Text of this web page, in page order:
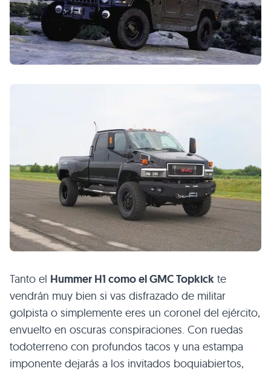
Tanto el Hummer H1 como elGMCTopkick te
vendrán muy bien si vas disfrazado de militar
golpista o simplemente eres un coronel del ejército,
envuelto en oscuras conspiraciones. Con ruedas
todoterreno con profundos tacos y una estampa
imponente dejarás a los invitados boquiabiertos,